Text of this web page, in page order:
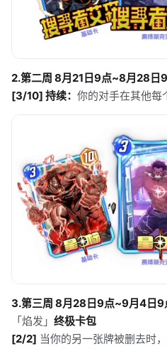
2.第二周 8月21日9点~8月28日
[3/10] 持续： 你的对手在其他每
3.第三周 8月28日9点~9月4日9
「焰发」 终极卡包
[2/2] 当你的另一张牌被删去时